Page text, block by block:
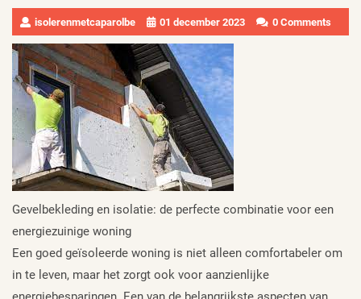
isolerenmetcaparolbe 01 december 2023 0 Comments
Gevelbekleding en isolatie: de perfecte combinatie voor een
energiezuinige woning
Een goed geïsoleerde woning is niet alleen comfortabeler om
in te leven, maar het zorgt ook voor aanzienlijke